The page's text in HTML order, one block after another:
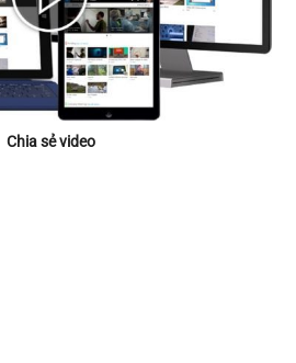
Chia sẻ video